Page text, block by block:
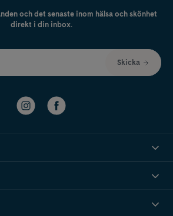
och det senaste inom hälsa och skönhet
direkt i din inbox.
Skicka